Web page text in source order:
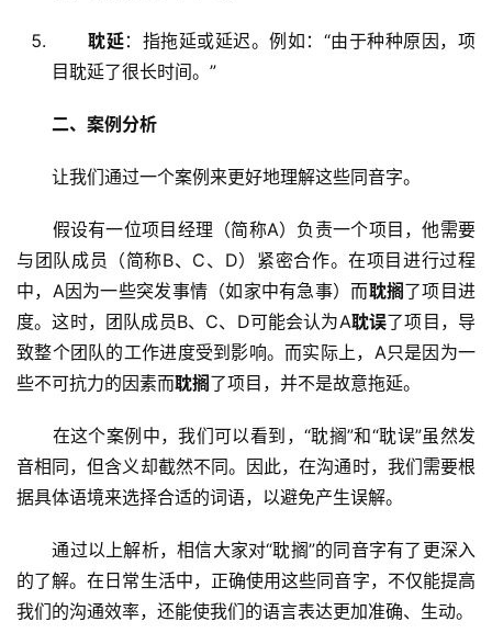
耽延：指拖延或延迟。例如：“由于种种原因，项
目耽延了很长时间。”
二、案例分析
让我们通过一个案例来更好地理解这些同音字。
假设有一位项目经理（简称A）负责一个项目，他需要
与团队成员（简称B、C、D）紧密合作。在项目进行过程
中，A因为一些突发事情（如家中有急事）而耽搁了项目进
度。这时，团队成员B、C、D可能会认为A耽误了项目，导
致整个团队的工作进度受到影响。而实际上，A只是因为一
些不可抗力的因素而耽搁了项目，并不是故意拖延。
在这个案例中，我们可以看到，“耽搁”和“耽误”虽然发
音相同，但含义却截然不同。因此，在沟通时，我们需要根
据具体语境来选择合适的词语，以避免产生误解。
通过以上解析，相信大家对“耽搁”的同音字有了更深入
的了解。在日常生活中，正确使用这些同音字，不仅能提高
我们的沟通效率，还能使我们的语言表达更加准确、生动。